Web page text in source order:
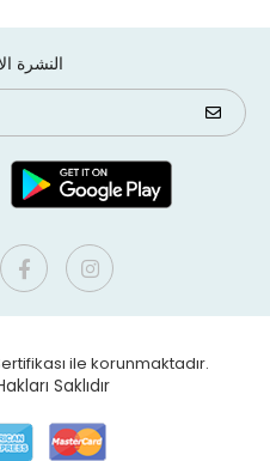
النشرة
ile korunmaktadır.
Saklıdır